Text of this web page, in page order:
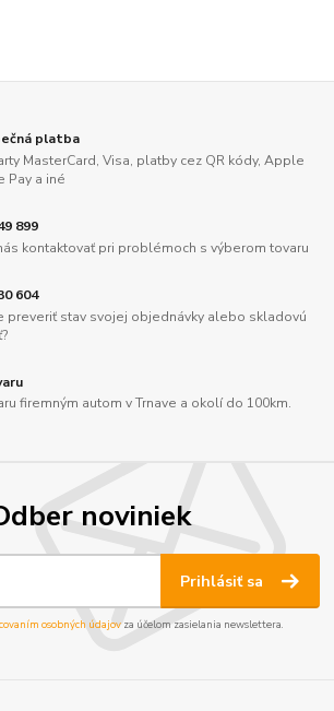
platba
MasterCard, Visa, platby cez QR kódy, Apple
Pay a iné
899
kontaktovať pri problémoch s výberom tovaru
604
preveriť stav svojej objednávky alebo skladovú
firemným autom v Trnave a okolí do 100km.
noviniek
Prihlásiť sa
osobných údajov za účelom zasielania newslettera.